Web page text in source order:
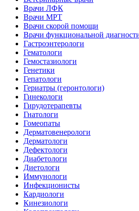
Врачи ЛФК
Врачи МРТ
Врачи скорой помощи
Врачи функциональной
Гастроэнтерологи
Гематологи
Гемостазиологи
Генетики
Гепатологи
Гериатры (геронтологи)
Гинекологи
Гирудотерапевты
Гнатологи
Гомеопаты
Дерматовенерологи
Дерматологи
Дефектологи
Диабетологи
Диетологи
Иммунологи
Инфекционисты
Кардиологи
Кинезиологи